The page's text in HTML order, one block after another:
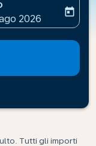
labelreturn-date-
2026
today
Tutti gli importi